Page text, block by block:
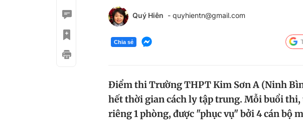
Quý Hiên - quyhientn@gmail.com
Chia sẻ
Điểm thi Trường THPT Kim Sơn A (Ninh
hết thời gian cách ly tập trung. Mỗi buổi
riêng 1 phòng, được "phục vụ" bởi 4 cán bộ